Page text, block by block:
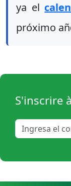
ya el
próximo
S'inscrire